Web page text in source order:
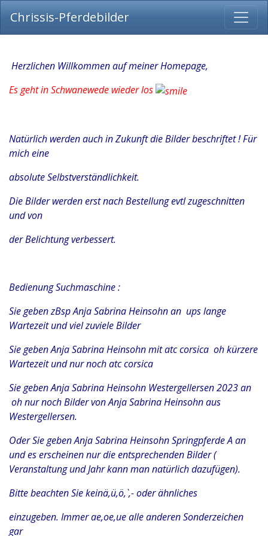
Chrissis-Pferdebilder
Herzlichen Willkommen auf meiner Homepage,
Es geht in Schwanewede wieder los
Natürlich werden auch in Zukunft die Bilder beschriftet ! Für
mich eine
absolute Selbstverständlichkeit.
Die Bilder werden erst nach Bestellung evtl zugeschnitten
und von
der Belichtung verbessert.
Bedienung Suchmaschine :
Sie geben zBsp Anja Sabrina Heinsohn an ups lange
Wartezeit und viel zuviele Bilder
Sie geben Anja Sabrina Heinsohn mit atc corsica oh kürzere
Wartezeit und nur noch atc corsica
Sie geben Anja Sabrina Heinsohn Westergellersen 2023 an
oh nur noch Bilder von Anja Sabrina Heinsohn aus
Westergellersen.
Oder Sie geben Anja Sabrina Heinsohn Springpferde A an
und es erscheinen nur die entsprechenden Bilder (
Veranstaltung und Jahr kann man natürlich dazufügen).
Bitte beachten Sie keinä,ü,ö,`,- oder ähnliches
einzugeben. Immer ae,oe,ue alle anderen Sonderzeichen
gar